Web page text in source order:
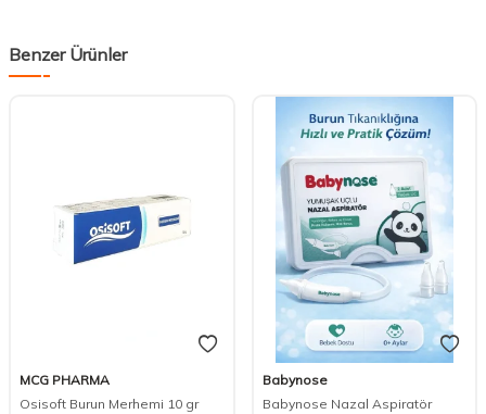
Benzer Ürünler
MCG PHARMA
Osisoft Burun Merhemi 10 gr
Babynose
Babynose Nazal Aspiratör